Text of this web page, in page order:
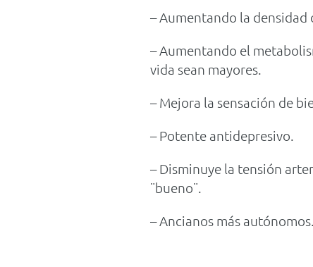
– Aumentando la densidad
– Aumentando el
vida sean mayores.
– Mejora la sensación de
– Potente antidepresivo.
– Disminuye la tensión
¨bueno¨.
– Ancianos más autónomos.